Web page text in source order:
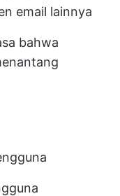
email lainnya
bahwa